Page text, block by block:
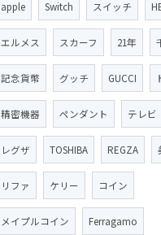
apple Switch スイッチ
エルメス スカーフ 21年
記念貨幣 グッチ GUCCI
精密機器 ペンダント テレビ
レグザ TOSHIBA REGZA
リファ ケリー コイン
メイプルコイン Ferragamo